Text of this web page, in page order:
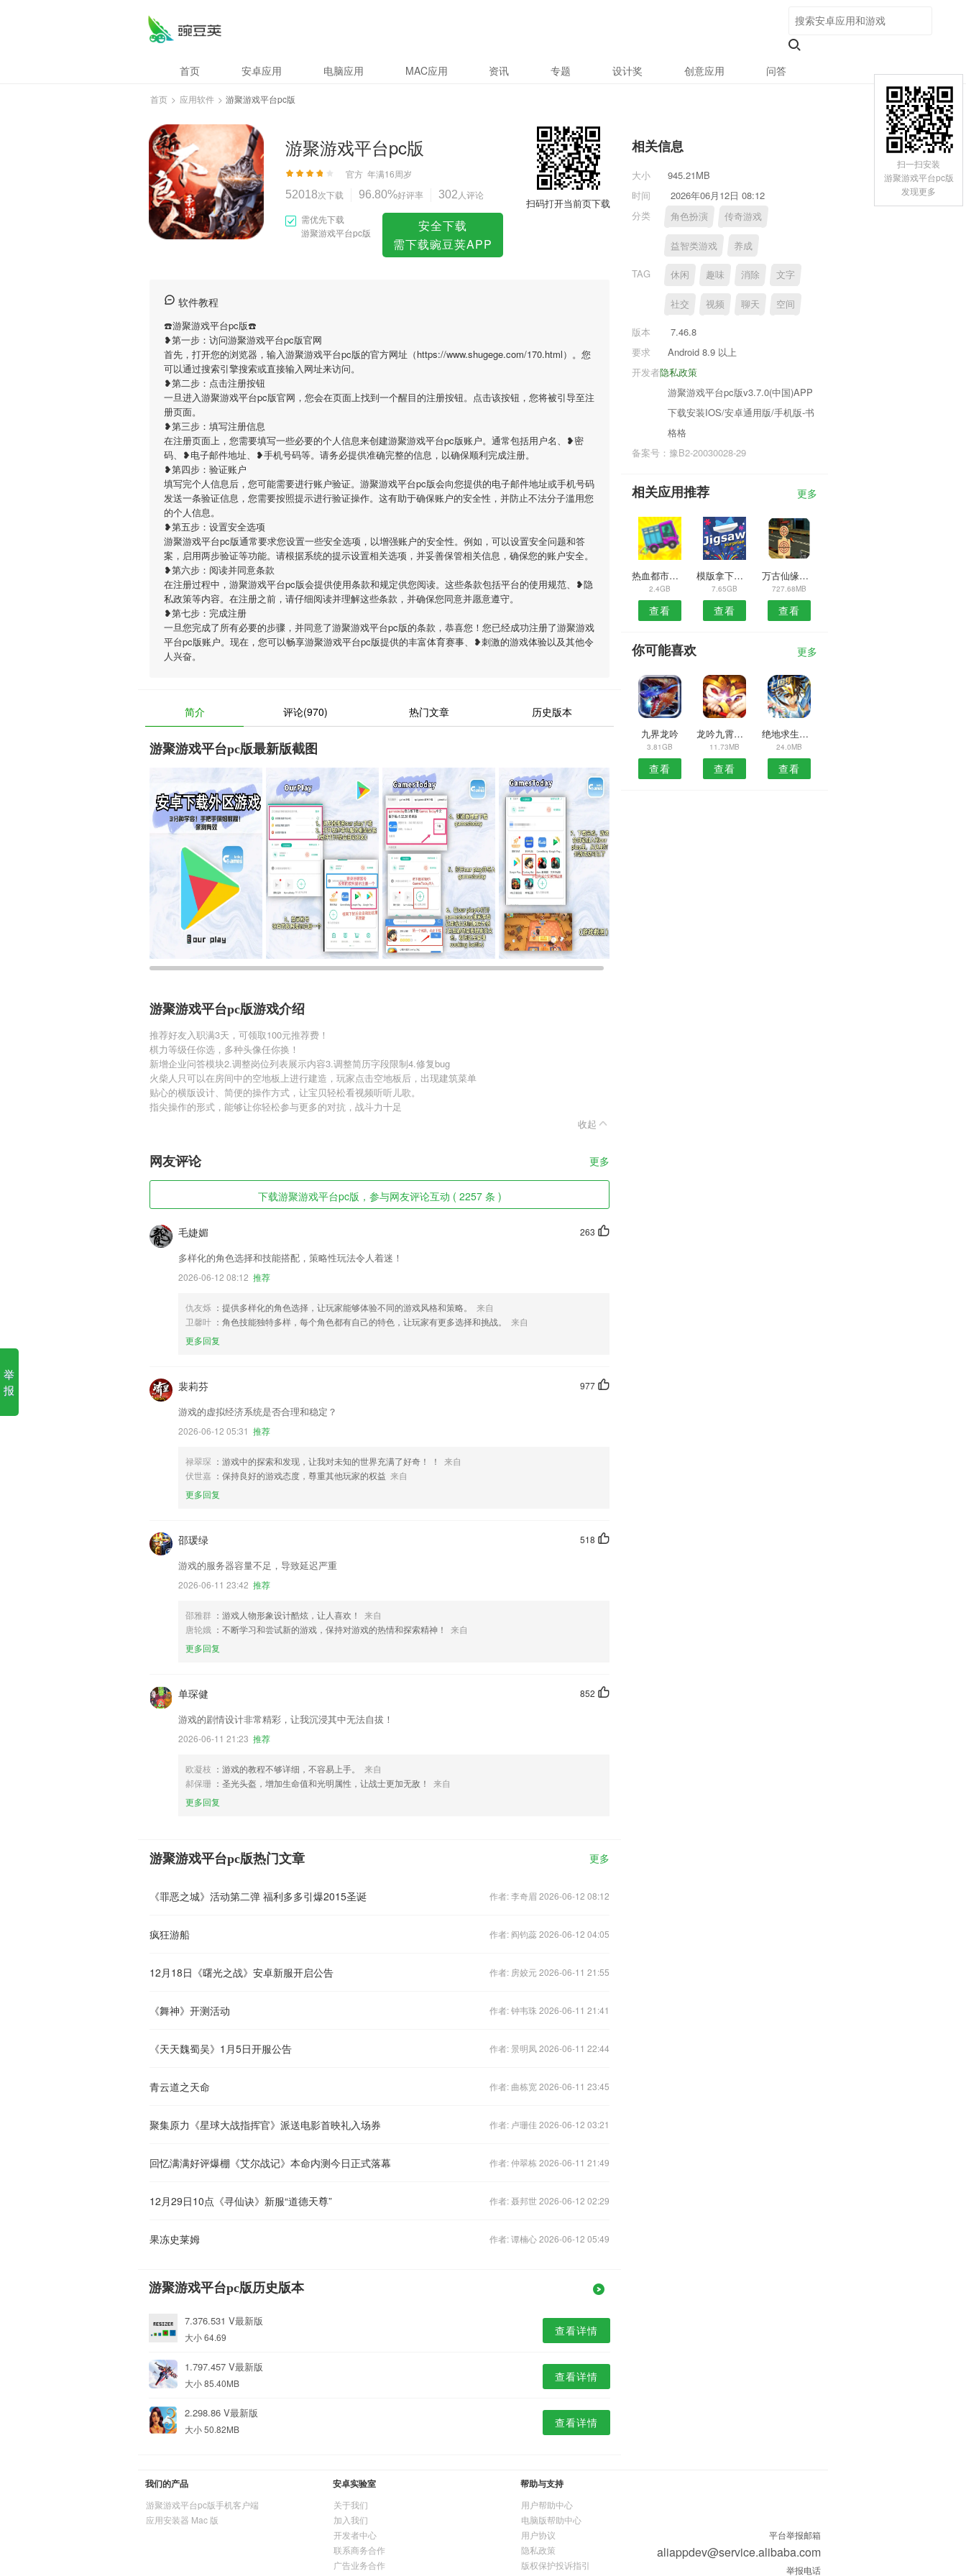
首页 安卓应用 电脑应用 MAC应用 资讯 专题 设计奖 创意应用 问答
首页 > 应用软件 > 游聚游戏平台pc版
游聚游戏平台pc版
官方 年满16周岁
52018次下载 96.80%好评率 302 人评论
需优先下载
游聚游戏平台pc版
安全下载
需下载豌豆荚APP
扫码打开当前页下载
软件教程
☎️游聚游戏平台pc版☎️
❥第一步：访问游聚游戏平台pc版官网
首先，打开您的浏览器，输入游聚游戏平台pc版的官方网址（https://www.shugege.com/170.html）。您
可以通过搜索引擎搜索或直接输入网址来访问。
❥第二步：点击注册按钮
一旦进入游聚游戏平台pc版官网，您会在页面上找到一个醒目的注册按钮。点击该按钮，您将被引导至注
册页面。
❥第三步：填写注册信息
在注册页面上，您需要填写一些必要的个人信息来创建游聚游戏平台pc版账户。通常包括用户名、❥密
码、❥电子邮件地址、❥手机号码等。请务必提供准确完整的信息，以确保顺利完成注册。
❥第四步：验证账户
填写完个人信息后，您可能需要进行账户验证。游聚游戏平台pc版会向您提供的电子邮件地址或手机号码
发送一条验证信息，您需要按照提示进行验证操作。这有助于确保账户的安全性，并防止不法分子滥用您
的个人信息。
❥第五步：设置安全选项
游聚游戏平台pc版通常要求您设置一些安全选项，以增强账户的安全性。例如，可以设置安全问题和答
案，启用两步验证等功能。请根据系统的提示设置相关选项，并妥善保管相关信息，确保您的账户安全。
❥第六步：阅读并同意条款
在注册过程中，游聚游戏平台pc版会提供使用条款和规定供您阅读。这些条款包括平台的使用规范、❥隐
私政策等内容。在注册之前，请仔细阅读并理解这些条款，并确保您同意并愿意遵守。
❥第七步：完成注册
一旦您完成了所有必要的步骤，并同意了游聚游戏平台pc版的条款，恭喜您！您已经成功注册了游聚游戏
平台pc版账户。现在，您可以畅享游聚游戏平台pc版提供的丰富体育赛事、❥刺激的游戏体验以及其他令
人兴奋。
简介 评论(970) 热门文章 历史版本
游聚游戏平台pc版最新版截图
游聚游戏平台pc版游戏介绍
推荐好友入职满3天，可领取100元推荐费！
棋力等级任你选，多种头像任你换！
新增企业问答模块2.调整岗位列表展示内容3.调整简历字段限制4.修复bug
火柴人只可以在房间中的空地板上进行建造，玩家点击空地板后，出现建筑菜单
贴心的横版设计、简便的操作方式，让宝贝轻松看视频听听儿歌。
指尖操作的形式，能够让你轻松参与更多的对抗，战斗力十足
收起
网友评论 更多
下载游聚游戏平台pc版，参与网友评论互动 ( 2257 条 )
263
毛婕媚
多样化的角色选择和技能搭配，策略性玩法令人着迷！
2026-06-12 08:12 推荐
仇友烁 ：提供多样化的角色选择，让玩家能够体验不同的游戏风格和策略。
来自
卫馨叶 ：角色技能独特多样，每个角色都有自己的特色，让玩家有更多选择和挑战。
来自
更多回复
977
裴莉芬
游戏的虚拟经济系统是否合理和稳定？
2026-06-12 05:31 推荐
禄翠琛 ：游戏中的探索和发现，让我对未知的世界充满了好奇！ ！
来自
伏世嘉 ：保持良好的游戏态度，尊重其他玩家的权益 来自
更多回复
518
邵瑗绿
游戏的服务器容量不足，导致延迟严重
2026-06-11 23:42 推荐
邵雅群 ：游戏人物形象设计酷炫，让人喜欢！
来自
唐轮娥 ：不断学习和尝试新的游戏，保持对游戏的热情和探索精神！
来自
更多回复
852
单琛健
游戏的剧情设计非常精彩，让我沉浸其中无法自拔！
2026-06-11 21:23 推荐
欧凝枝 ：游戏的教程不够详细，不容易上手。
来自
郝保珊 ：圣光头盔，增加生命值和光明属性，让战士更加无敌！
来自
更多回复
游聚游戏平台pc版热门文章 更多
《罪恶之城》活动第二弹 福利多多引爆2015圣诞 作者: 李奇眉 2026-06-12 08:12
疯狂游船 作者: 阎钧蕊 2026-06-12 04:05
12月18日《曙光之战》安卓新服开启公告 作者: 房姣元 2026-06-11 21:55
《舞神》开测活动 作者: 钟韦珠 2026-06-11 21:41
《天天魏蜀吴》1月5日开服公告 作者: 景明凤 2026-06-11 22:44
青云道之天命 作者: 曲栋宽 2026-06-11 23:45
聚集原力《星球大战指挥官》派送电影首映礼入场券 作者: 卢珊佳 2026-06-12 03:21
回忆满满好评爆棚《艾尔战记》本命内测今日正式落幕 作者: 仲翠栋 2026-06-11 21:49
12月29日10点《寻仙诀》新服“道德天尊” 作者: 聂邦世 2026-06-12 02:29
果冻史莱姆 作者: 谭楠心 2026-06-12 05:49
游聚游戏平台pc版历史版本
7.376.531 V最新版
大小 64.69 查看详情
1.797.457 V最新版
大小 85.40MB 查看详情
2.298.86 V最新版
大小 50.82MB 查看详情
相关信息
大小
945.21MB
时间
2026年06月12日 08:12
分类
角色扮演 传奇游戏
益智类游戏 养成
TAG 休闲 趣味 消除 文字
社交 视频 聊天 空间
版本
7.46.8
要求
Android 8.9 以上
隐私政策
开发者
游聚游戏平台pc版v3.7.0(中国)APP
下载安装IOS/安卓通用版/手机版-书
格格
备案号：豫B2-20030028-29
相关应用推荐 更多
热血都市火龙超变游戏
2.4GB
查看
模版拿下这座城游戏
7.65GB
查看
万古仙缘手游
727.68MB
查看
你可能喜欢 更多
九界龙吟
3.81GB
查看
龙吟九霄惊天变
11.73MB
查看
绝地求生未来之役国际版
24.0MB
查看
我们的产品
游聚游戏平台pc版手机客户端
应用安装器 Mac 版
安卓实验室
关于我们
加入我们
开发者中心
联系商务合作
广告业务合作
帮助与支持
用户帮助中心
电脑版帮助中心
用户协议
隐私政策
版权保护投诉指引
平台举报邮箱
aliappdev@service.alibaba.com
举报电话
扫一扫安装
游聚游戏平台pc版
发现更多
举
报